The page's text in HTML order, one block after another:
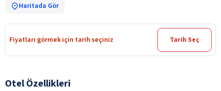
Haritada Gör
Fiyatları görmek için tarih seçiniz Tarih Seç
Otel Özellikleri